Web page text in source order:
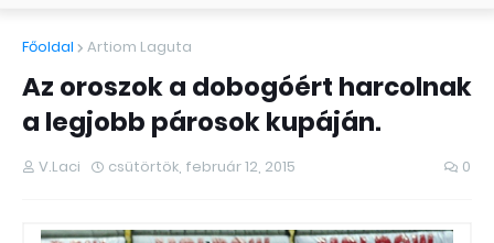
Főoldal Artiom Laguta
Az oroszok a dobogóért harcolnak
a legjobb párosok kupáján.
V.Laci csütörtök, február 12, 2015 0